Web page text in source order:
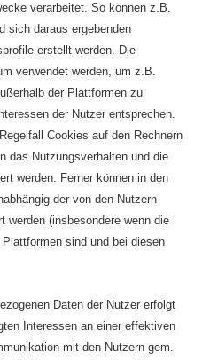
verarbeitet. So können z.B.
sich daraus ergebenden
erstellt werden. Die
verwendet werden, um z.B.
der Plattformen zu
der Nutzer entsprechen.
Cookies auf den Rechnern
das Nutzungsverhalten und die
werden. Ferner können in den
der von den Nutzern
werden (insbesondere wenn die
sind und bei diesen
Daten der Nutzer erfolgt
Interessen an einer effektiven
mit den Nutzern gem.